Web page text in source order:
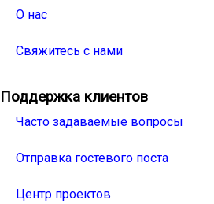
О нас
Свяжитесь с нами
Поддержка клиентов
Часто задаваемые вопросы
Отправка гостевого поста
Центр проектов